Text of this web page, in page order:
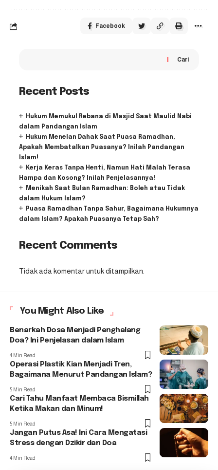
Facebook
Cari
Recent Posts
Hukum Memukul Rebana di Masjid Saat Maulid Nabi
dalam Pandangan Islam
Hukum Menelan Dahak Saat Puasa Ramadhan,
Apakah Membatalkan Puasanya? Inilah Pandangan
Islam!
Kerja Keras Tanpa Henti, Namun Hati Malah Terasa
Hampa dan Kosong? Inilah Penjelasannya!
Menikah Saat Bulan Ramadhan: Boleh atau Tidak
dalam Hukum Islam?
Puasa Ramadhan Tanpa Sahur, Bagaimana Hukumnya
dalam Islam? Apakah Puasanya Tetap Sah?
Recent Comments
Tidak ada komentar untuk ditampilkan.
You Might Also Like
Benarkah Dosa Menjadi Penghalang
Doa? Ini Penjelasan dalam Islam
4 Min Read
Operasi Plastik Kian Menjadi Tren,
Bagaimana Menurut Pandangan Islam?
5 Min Read
Cari Tahu Manfaat Membaca Bismillah
Ketika Makan dan Minum!
5 Min Read
Jangan Putus Asa! Ini Cara Mengatasi
Stress dengan Dzikir dan Doa
4 Min Read